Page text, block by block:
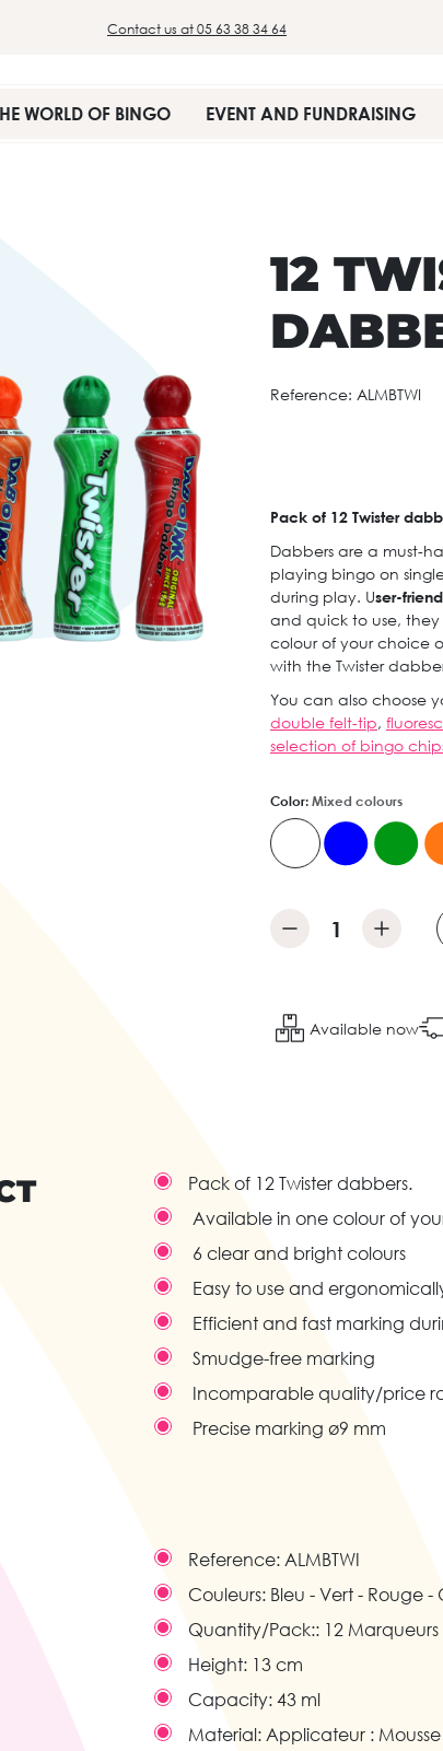
Contact us at 05 63 38 34 64
WORLD OF BINGO EVENT AND FUNDRAISING
12
Reference: ALMBTWI
Pack of 12 Twister
Dabbers are a must-
playing bingo on
during play. User-
and quick to use,
colour of your choice
with the Twister
You can also choose
double felt-tip,
selection of bingo
Color: Mixed colours
Available now
Pack of 12 Twister dabbers.
Available in one colour of
6 clear and bright colours
Easy to use and
Efficient and fast marking
Smudge-free marking
Incomparable quality/price
Precise marking ø9 mm
Reference: ALMBTWI
Couleurs: Bleu - Vert - Rouge
Quantity/Pack:: 12 Marqueurs
Height: 13 cm
Capacity: 43 ml
Material: Applicateur : Mousse